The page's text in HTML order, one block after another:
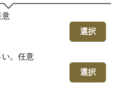
意
選択
。 任意
選択